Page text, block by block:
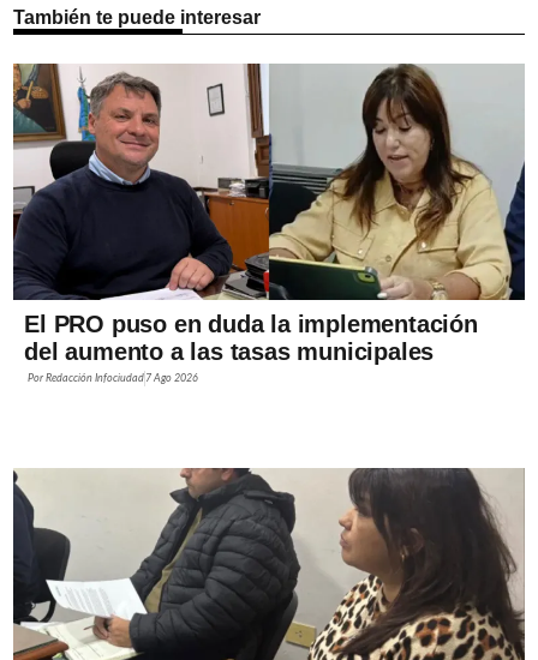
También te puede interesar
El PRO puso en duda la implementación
del aumento a las tasas municipales
PorRedacción Infociudad 7 Ago 2026